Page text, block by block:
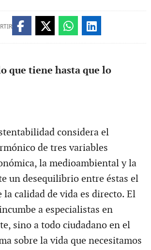
que tiene hasta que lo
considera el
de tres variables
la medioambiental y la
un desequilibrio entre éstas el
la calidad de vida es directo. El
a especialistas en
sino a todo ciudadano en el
sobre la vida que necesitamos